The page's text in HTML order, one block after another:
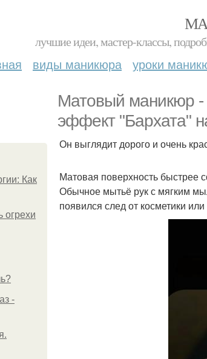
лучшие идеи, мастер-классы,
виды маникюра уроки
Матовый маникюр -
эффект "Бархата"
Как
огрехи
-
Он выглядит дорого и очень
Матовая поверхность быстрее
Обычное мытьё рук с мягким
появился след от косметики